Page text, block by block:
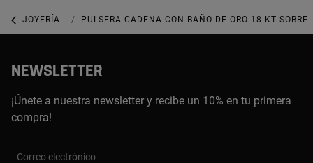
JOYERÍA JOYAS DE PLATA 925
PULSERA CADENA CON BAÑO DE ORO 18 KT
NEWSLETTER
¡Únete a nuestra newsletter y recibe un 10% en tu primera
compra!
Correo electrónico